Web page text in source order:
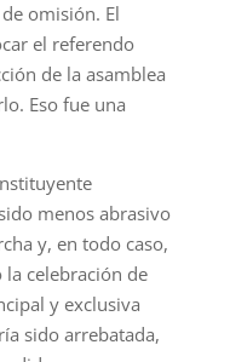
omisión. El
el referendo
de la asamblea
Eso fue una
menos abrasivo
y, en todo caso,
celebración de
y exclusiva
sido arrebatada,